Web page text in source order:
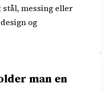
messing eller
og
man en